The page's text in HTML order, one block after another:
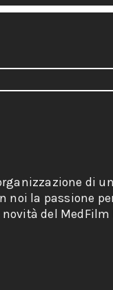
di
noi la passione
del